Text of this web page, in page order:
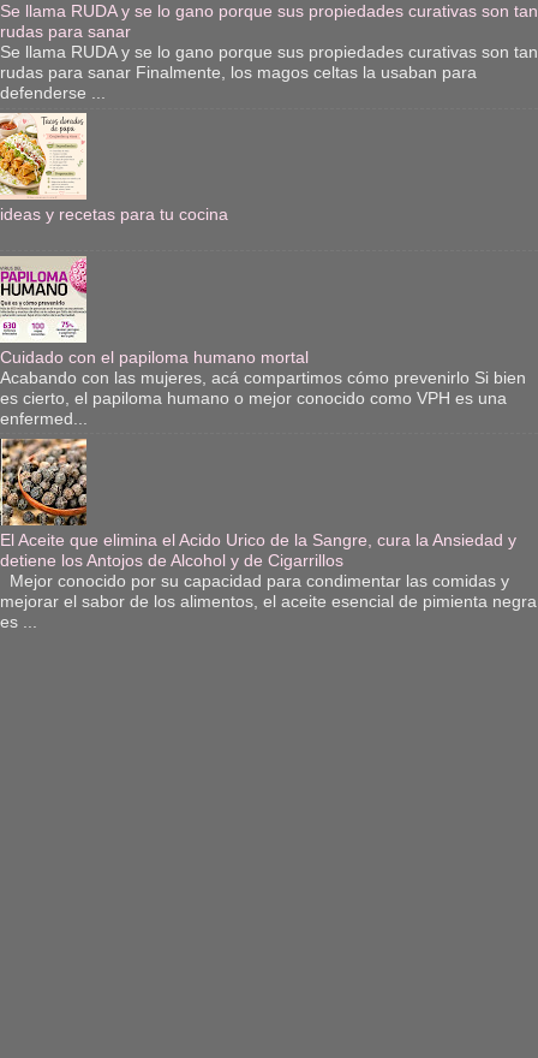
Se llama RUDA y se lo gano porque sus propiedades curativas son tan
rudas para sanar
Se llama RUDA y se lo gano porque sus propiedades curativas son tan
rudas para sanar Finalmente, los magos celtas la usaban para
defenderse ...
ideas y recetas para tu cocina
Cuidado con el papiloma humano mortal
Acabando con las mujeres, acá compartimos cómo prevenirlo Si bien
es cierto, el papiloma humano o mejor conocido como VPH es una
enfermed...
El Aceite que elimina el Acido Urico de la Sangre, cura la Ansiedad y
detiene los Antojos de Alcohol y de Cigarrillos
Mejor conocido por su capacidad para condimentar las comidas y
mejorar el sabor de los alimentos, el aceite esencial de pimienta negra
es ...